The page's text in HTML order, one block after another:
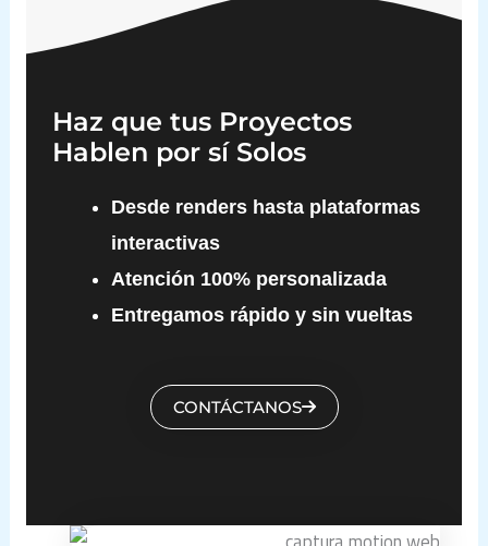
Haz que tus Proyectos
Hablen por sí Solos
Desde renders hasta plataformas
interactivas
Atención 100% personalizada
Entregamos rápido y sin vueltas
CONTÁCTANOS